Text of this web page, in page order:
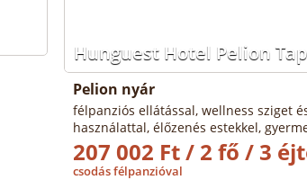
Hunguest Hotel Pelion
Pelion nyár
félpanziós ellátással, wellness sziget
használattal, élőzenés estekkel,
207 002 Ft / 2 fő / 3
csodás félpanzióval